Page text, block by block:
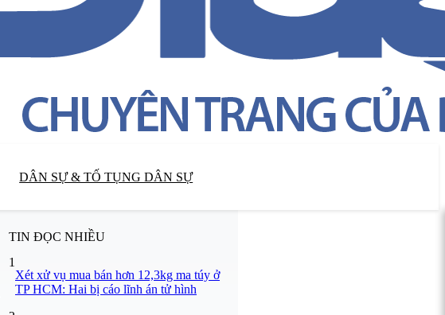
DÂN SỰ & TỐ TỤNG DÂN SỰ
TIN ĐỌC NHIỀU
1
Xét xử vụ mua bán hơn 12,3kg ma túy ở
TP HCM: Hai bị cáo lĩnh án tử hình